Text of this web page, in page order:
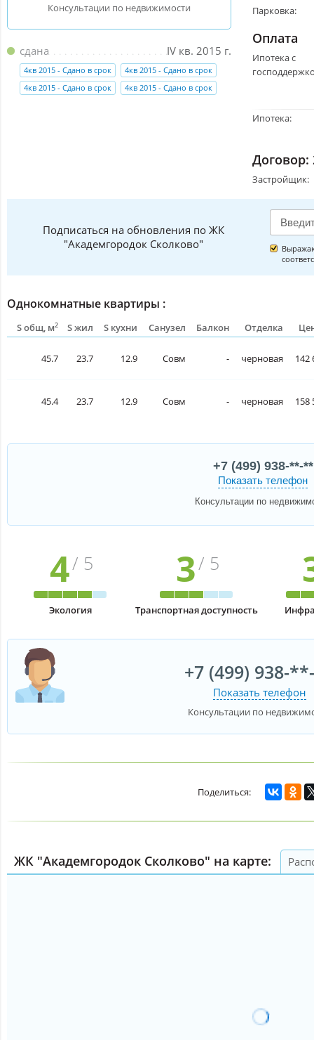
Консультации по недвижимости
IV кв. 2015 г.
сдана
4кв 2015 - Сдано в срок
4кв 2015 - Сдано в срок
4кв 2015 - Сдано в срок
4кв 2015 - Сдано в срок
Парковка:
Оплата
Ипотека с
Ипотека:
Договор:
Застройщик:
Подписаться на обновления по ЖК
"Академгородок Сколково"
Однокомнатные квартиры :
S общ, м2 S жил S кухни Санузел Балкон Отделка
45.7 23.7 12.9 Совм - черновая 142
45.4 23.7 12.9 Совм - черновая 158
+7 (499) 938-**-**
Показать телефон
Консультации по
4/ 5
Экология
3/ 5
Транспортная доступность
+7 (499) 938-
Показать телефон
Консультации по
ЖК "Академгородок Сколково" на карте: